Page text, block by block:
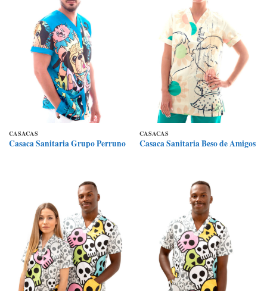
CASACAS
Casaca Sanitaria Grupo Perruno
CASACAS
Casaca Sanitaria Beso de Amigos